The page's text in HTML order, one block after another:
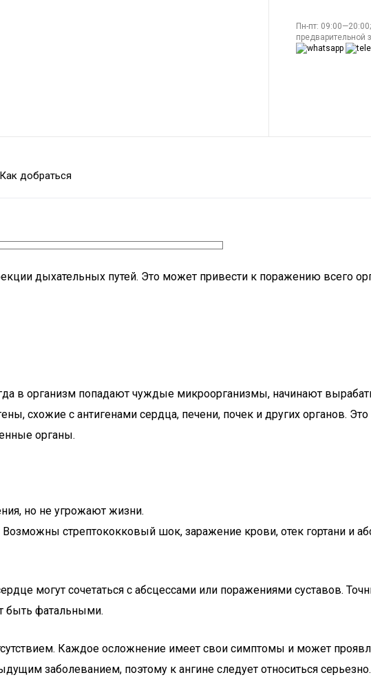
Пн-пт:
предварительной
Как добраться
дыхательных путей. Это может привести к поражению всего
в организм попадают чуждые микроорганизмы, начинают
схожие с антигенами сердца, печени, почек и других органов. Это
органы.
но не угрожают жизни.
стрептококковый шок, заражение крови, отек гортани и
могут сочетаться с абсцессами или поражениями суставов.
быть фатальными.
Каждое осложнение имеет свои симптомы и может
заболеванием, поэтому к ангине следует относиться серьезно.